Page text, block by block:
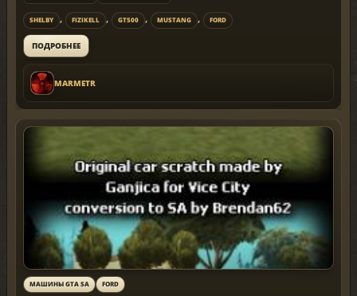
SHELBY , FIZIKELL , GT500 , MUSTANG , FORD
ПОДРОБНЕЕ
MARMETR
МАШИНЫ GTA SA FORD